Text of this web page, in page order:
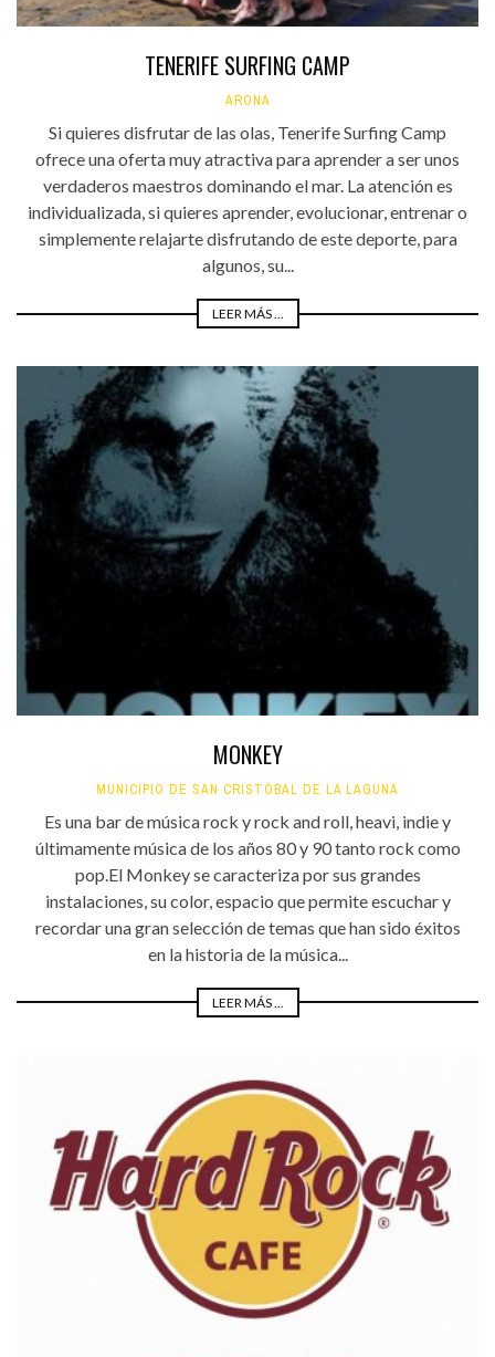
TENERIFE SURFING CAMP
ARONA
Si quieres disfrutar de las olas, Tenerife Surfing Camp
ofrece una oferta muy atractiva para aprender a ser unos
verdaderos maestros dominando el mar. La atención es
individualizada, si quieres aprender, evolucionar, entrenar o
simplemente relajarte disfrutando de este deporte, para
algunos, su...
LEER MÁS ...
MONKEY
MUNICIPIO DE SAN CRISTÓBAL DE LA LAGUNA
Es una bar de música rock y rock and roll, heavi, indie y
últimamente música de los años 80 y 90 tanto rock como
pop.El Monkey se caracteriza por sus grandes
instalaciones, su color, espacio que permite escuchar y
recordar una gran selección de temas que han sido éxitos
en la historia de la música...
LEER MÁS ...